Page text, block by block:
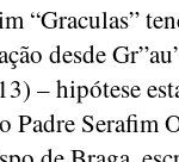
“Graculas”
desde
– hipótese
Padre Serafim